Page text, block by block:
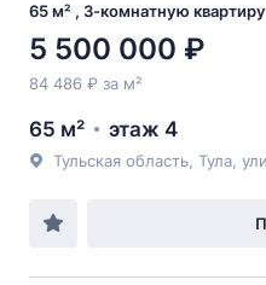
65 м² , 3-комнатную квартиру
5 500 000 ₽
84 486 ₽ за м²
65 м² этаж 4
Тульская область, Тула,